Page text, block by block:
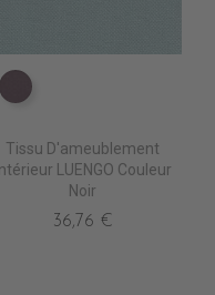
TA5210 AUBERGINE
Tissu D'ameublement
Intérieur LUENGO Couleur
Noir
36,76 €